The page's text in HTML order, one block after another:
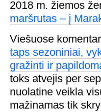
2018 m. žiemos
maršrutas – į
Viešuose
taps sezoniniai,
gražinti ir
toks atvejis per
nuolatine veikla
mažinamas tik